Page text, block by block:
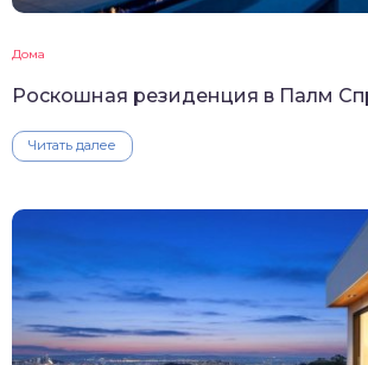
Дома
Роскошная резиденция в Палм
Читать далее